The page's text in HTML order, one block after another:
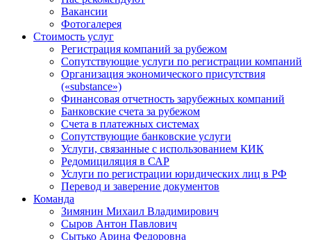
Вакансии
Фотогалерея
Стоимость услуг
Регистрация компаний за рубежом
Сопутствующие услуги по регистрации компаний
Организация экономического присутствия
(«substance»)
Финансовая отчетность зарубежных компаний
Банковские счета за рубежом
Счета в платежных системах
Сопутствующие банковские услуги
Услуги, связанные с использованием КИК
Редомициляция в САР
Услуги по регистрации юридических лиц в РФ
Перевод и заверение документов
Команда
Зимянин Михаил Владимирович
Сыров Антон Павлович
Сытько Арина Федоровна